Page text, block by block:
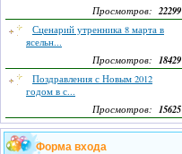
Просмотров:22299
Сценарий утренника 8 марта в
ясельн...
Просмотров: 18429
Поздравления с Новым 2012
годом в с...
Просмотров: 15625
Форма входа